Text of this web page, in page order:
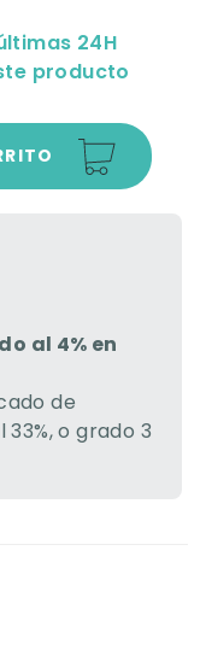
24H
producto
al 4% en
de
o grado 3